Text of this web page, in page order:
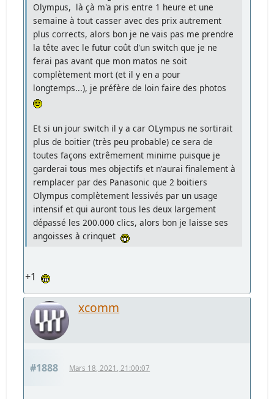
Olympus, là çà m'a pris entre 1 heure et une
semaine à tout casser avec des prix autrement
plus corrects, alors bon je ne vais pas me prendre
la tête avec le futur coût d'un switch que je ne
ferai pas avant que mon matos ne soit
complètement mort (et il y en a pour
longtemps...), je préfère de loin faire des photos
Et si un jour switch il y a car OLympus ne sortirait
plus de boitier (très peu probable) ce sera de
toutes façons extrêmement minime puisque je
garderai tous mes objectifs et n'aurai finalement à
remplacer par des Panasonic que 2 boitiers
Olympus complètement lessivés par un usage
intensif et qui auront tous les deux largement
dépassé les 200.000 clics, alors bon je laisse ses
angoisses à crinquet
+1
xcomm
#1888 Mars 18, 2021, 21:00:07